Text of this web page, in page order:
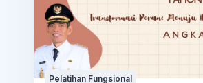
Pelatihan Fungsional